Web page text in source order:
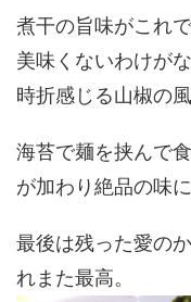
煮干の旨味がこれ
美味くないわけがな
時折感じる山椒の
海苔で麺を挟んで
が加わり絶品の味に
最後は残った愛の
れまた最高。